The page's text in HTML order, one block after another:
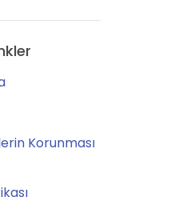
Korunması